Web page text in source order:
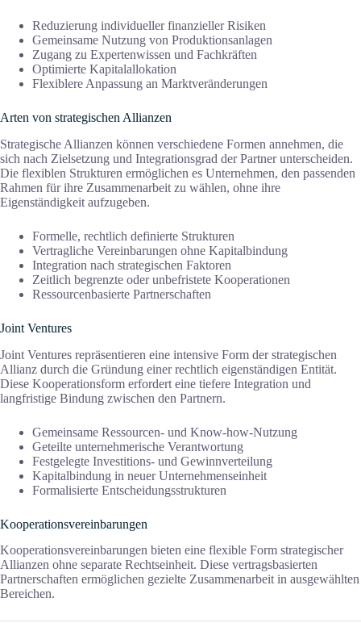
Reduzierung individueller finanzieller Risiken
Gemeinsame Nutzung von Produktionsanlagen
Zugang zu Expertenwissen und Fachkräften
Optimierte Kapitalallokation
Flexiblere Anpassung an Marktveränderungen
Arten von strategischen Allianzen
Strategische Allianzen können verschiedene Formen annehmen, die
sich nach Zielsetzung und Integrationsgrad der Partner unterscheiden.
Die flexiblen Strukturen ermöglichen es Unternehmen, den passenden
Rahmen für ihre Zusammenarbeit zu wählen, ohne ihre
Eigenständigkeit aufzugeben.
Formelle, rechtlich definierte Strukturen
Vertragliche Vereinbarungen ohne Kapitalbindung
Integration nach strategischen Faktoren
Zeitlich begrenzte oder unbefristete Kooperationen
Ressourcenbasierte Partnerschaften
Joint Ventures
Joint Ventures repräsentieren eine intensive Form der strategischen
Allianz durch die Gründung einer rechtlich eigenständigen Entität.
Diese Kooperationsform erfordert eine tiefere Integration und
langfristige Bindung zwischen den Partnern.
Gemeinsame Ressourcen- und Know-how-Nutzung
Geteilte unternehmerische Verantwortung
Festgelegte Investitions- und Gewinnverteilung
Kapitalbindung in neuer Unternehmenseinheit
Formalisierte Entscheidungsstrukturen
Kooperationsvereinbarungen
Kooperationsvereinbarungen bieten eine flexible Form strategischer
Allianzen ohne separate Rechtseinheit. Diese vertragsbasierten
Partnerschaften ermöglichen gezielte Zusammenarbeit in ausgewählten
Bereichen.